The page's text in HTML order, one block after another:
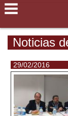
Noticias
29/02/2016